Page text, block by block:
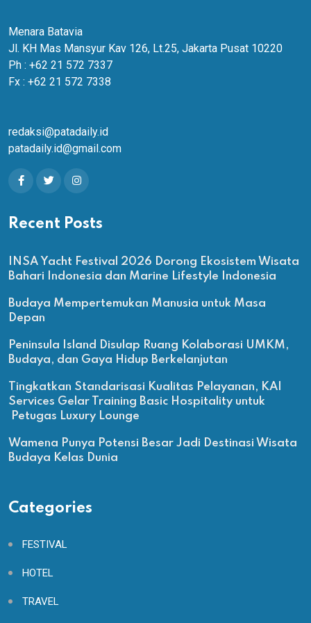
Menara Batavia
Jl. KH Mas Mansyur Kav 126, Lt.25, Jakarta Pusat 10220
Ph : +62 21 572 7337
Fx : +62 21 572 7338
redaksi@patadaily.id
patadaily.id@gmail.com
Recent Posts
INSA Yacht Festival 2026 Dorong Ekosistem Wisata
Bahari Indonesia dan Marine Lifestyle Indonesia
Budaya Mempertemukan Manusia untuk Masa
Depan
Peninsula Island Disulap Ruang Kolaborasi UMKM,
Budaya, dan Gaya Hidup Berkelanjutan
Tingkatkan Standarisasi Kualitas Pelayanan, KAI
Services Gelar Training Basic Hospitality untuk
Petugas Luxury Lounge
Wamena Punya Potensi Besar Jadi Destinasi Wisata
Budaya Kelas Dunia
Categories
FESTIVAL
HOTEL
TRAVEL